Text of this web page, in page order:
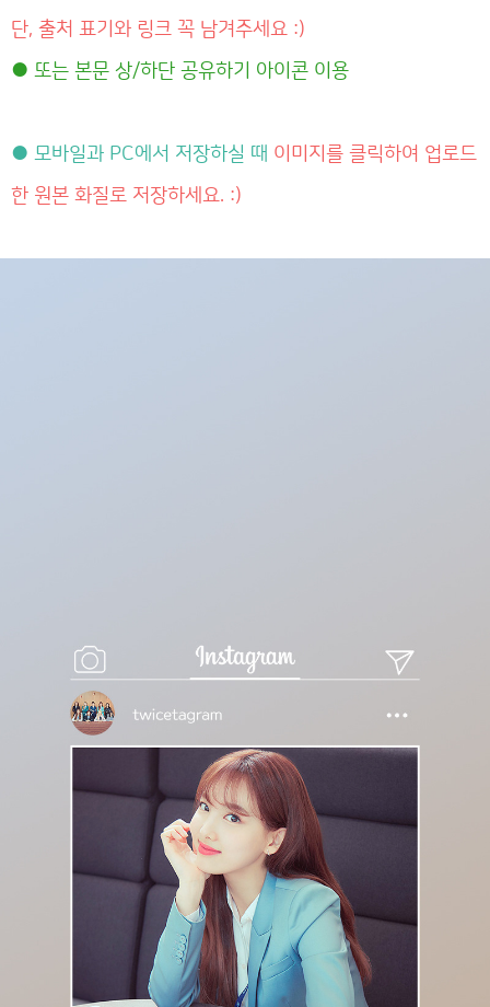
단, 출처 표기와 링크 꼭 남겨주세요 :)
● 또는 본문 상/하단 공유하기 아이콘 이용
● 모바일과 PC에서 저장하실 때 이미지를 클릭하여 업로드
한 원본 화질로 저장하세요. :)